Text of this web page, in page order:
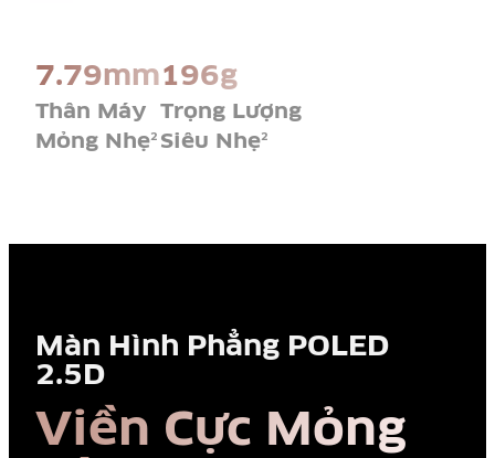
7.79mm
Thân Máy
Mỏng Nhẹ2
196g
Trọng Lượng
Siêu Nhẹ2
Màn Hình Phẳng POLED
2.5D
Viền Cực Mỏng